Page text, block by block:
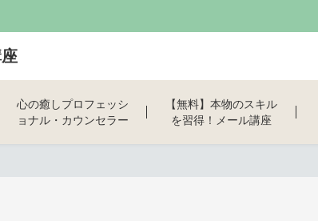
心の癒しプロフェッシ
ョナル・カウンセラー
【無料】本物のスキル
を習得！メール講座